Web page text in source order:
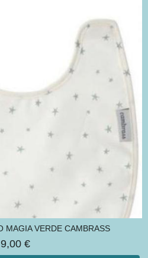
MAGIA VERDE CAMBRASS
9,00 €